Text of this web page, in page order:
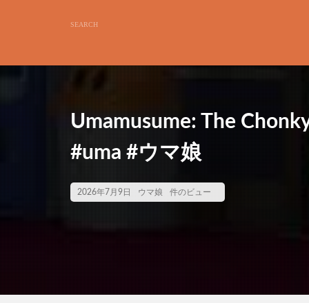
Umamusume: The
#uma #ウマ娘
2026年7月9日 ウマ娘 件のビュー